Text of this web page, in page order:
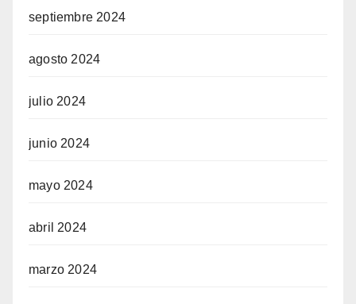
septiembre 2024
agosto 2024
julio 2024
junio 2024
mayo 2024
abril 2024
marzo 2024